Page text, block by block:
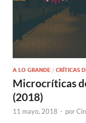
A LO GRANDE / CRÍTICAS
Microcríticas
(2018)
11 mayo, 2018 - por